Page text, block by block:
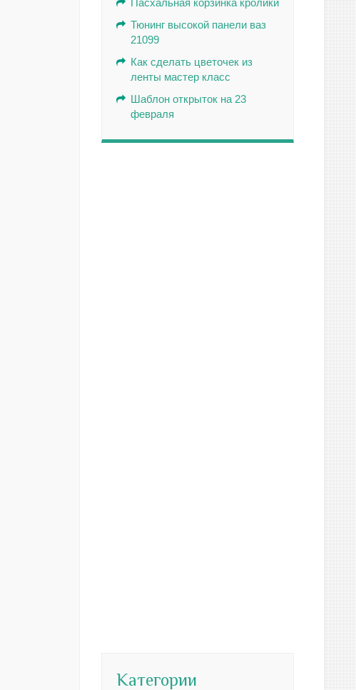
Пасхальная корзинка кролики
Тюнинг высокой панели ваз
21099
Как сделать цветочек из
ленты мастер класс
Шаблон открыток на 23
февраля
Категории